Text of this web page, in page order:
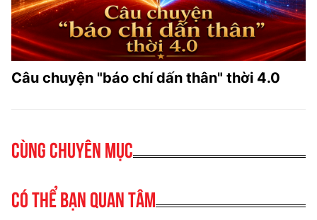
Câu chuyện "báo chí dấn thân" thời 4.0
Cùng chuyên mục
Có thể bạn quan tâm